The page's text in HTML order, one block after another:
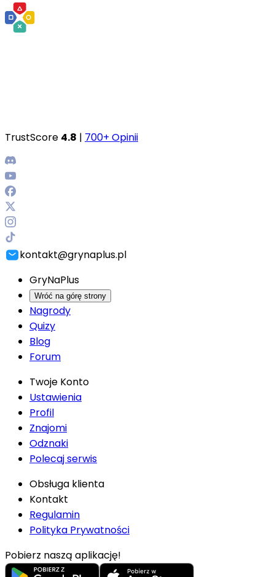
TrustScore 4.8 | 700+ Opinii
kontakt@grynaplus.pl
GryNaPlus
Wróć na górę strony
Nagrody
Quizy
Blog
Forum
Twoje Konto
Ustawienia
Profil
Znajomi
Odznaki
Polecaj serwis
Obsługa klienta
Kontakt
Regulamin
Polityka Prywatności
Pobierz naszą aplikację!